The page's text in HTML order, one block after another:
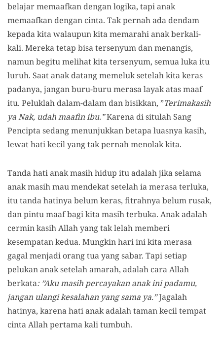
belajar memaafkan dengan logika, tapi anak
memaafkan dengan cinta. Tak pernah ada dendam
kepada kita walaupun kita memarahi anak berkali-
kali. Mereka tetap bisa tersenyum dan menangis,
namun begitu melihat kita tersenyum, semua luka itu
luruh. Saat anak datang memeluk setelah kita keras
padanya, jangan buru-buru merasa layak atas maaf
itu. Peluklah dalam-dalam dan bisikkan, ”Terimakasih
ya Nak, udah maafin ibu.”Karena di situlah Sang
Pencipta sedang menunjukkan betapa luasnya kasih,
lewat hati kecil yang tak pernah menolak kita.
Tanda hati anak masih hidup itu adalah jika selama
anak masih mau mendekat setelah ia merasa terluka,
itu tanda hatinya belum keras, fitrahnya belum rusak,
dan pintu maaf bagi kita masih terbuka. Anak adalah
cermin kasih Allah yang tak lelah memberi
kesempatan kedua. Mungkin hari ini kita merasa
gagal menjadi orang tua yang sabar. Tapi setiap
pelukan anak setelah amarah, adalah cara Allah
berkata: ”Aku masih percayakan anak ini padamu,
jangan ulangi kesalahan yang sama ya.”Jagalah
hatinya, karena hati anak adalah taman kecil tempat
cinta Allah pertama kali tumbuh.